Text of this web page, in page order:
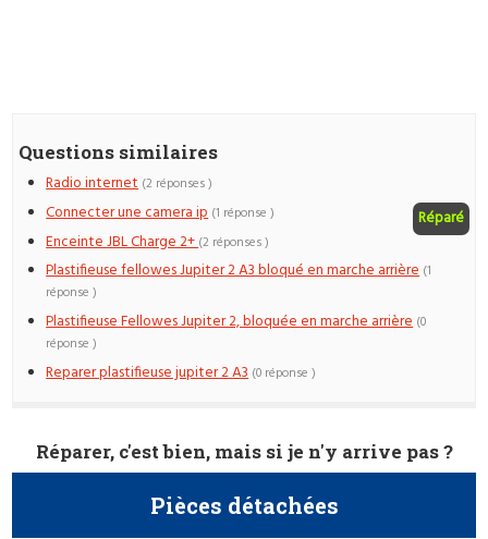
Questions similaires
Radio internet (2 réponses )
Connecter une camera ip Réparé
(1 réponse )
Enceinte JBL Charge 2+(2 réponses )
Plastifieuse fellowes Jupiter 2 A3 bloqué en marche arrière (1
réponse )
Plastifieuse Fellowes Jupiter 2, bloquée en marche arrière (0
réponse )
Reparer plastifieuse jupiter 2 A3 (0 réponse )
Réparer, c'est bien, mais si je n'y arrive pas ?
Pièces détachées